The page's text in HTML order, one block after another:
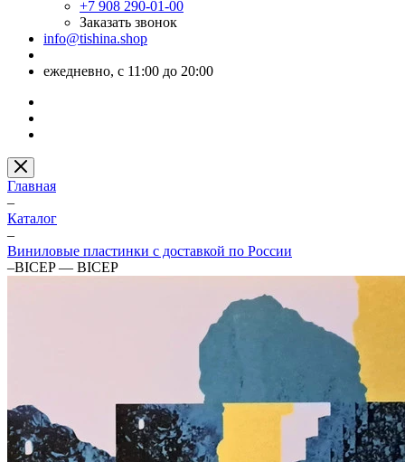
+7 908 290-01-00
Заказать звонок
info@tishina.shop
ежедневно, с 11:00 до 20:00
Главная
–
Каталог
–
Виниловые пластинки с доставкой по России
–BICEP — BICEP